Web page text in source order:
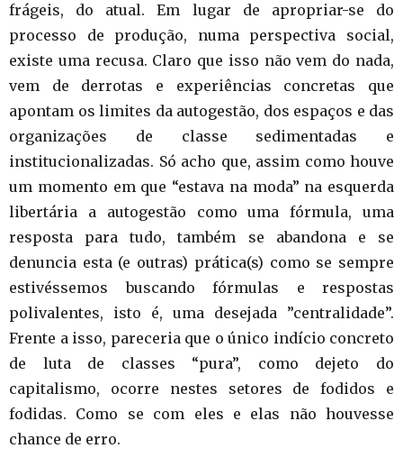
frágeis, do atual. Em lugar de apropriar-se do
processo de produção, numa perspectiva social,
existe uma recusa. Claro que isso não vem do nada,
vem de derrotas e experiências concretas que
apontam os limites da autogestão, dos espaços e das
organizações de classe sedimentadas e
institucionalizadas. Só acho que, assim como houve
um momento em que “estava na moda” na esquerda
libertária a autogestão como uma fórmula, uma
resposta para tudo, também se abandona e se
denuncia esta (e outras) prática(s) como se sempre
estivéssemos buscando fórmulas e respostas
polivalentes, isto é, uma desejada ”centralidade”.
Frente a isso, pareceria que o único indício concreto
de luta de classes “pura”, como dejeto do
capitalismo, ocorre nestes setores de fodidos e
fodidas. Como se com eles e elas não houvesse
chance de erro.